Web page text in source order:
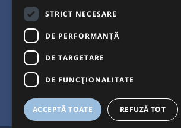
Pentru Transportatori
Interacționăm
Acceptăm plăți cu
STRICT NECESARE
DE PERFORMANȚĂ
DE TARGETARE
DE FUNCŢIONALITATE
ACCEPTĂ TOATE REFUZĂ TOT